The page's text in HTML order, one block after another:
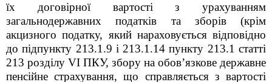
їх договірної вартості з урахуванням
загальнодержавних податків та зборів (крім
акцизного податку, який нараховується відповідно
до підпункту 213.1.9 і 213.1.14 пункту 213.1 статті
213 розділу VІ ПКУ, збору на обов’язкове державне
пенсійне страхування, що справляється з вартості